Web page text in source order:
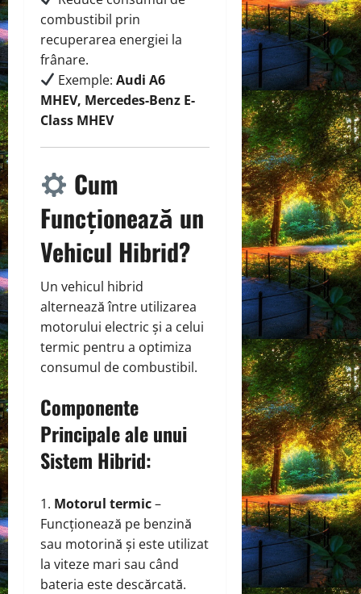
combustibil prin
recuperarea energiei la
frânare.
Exemple:Audi A6
MHEV, Mercedes-Benz E-
Class MHEV
Cum
Funcționează un
Vehicul Hibrid?
Un vehicul hibrid
alternează între utilizarea
motorului electric și a celui
termic pentru a optimiza
consumul de combustibil.
Componente
Principale ale unui
Sistem Hibrid:
Motorul termic–
Funcționează pe benzină
sau motorină și este utilizat
la viteze mari sau când
bateria este descărcată.